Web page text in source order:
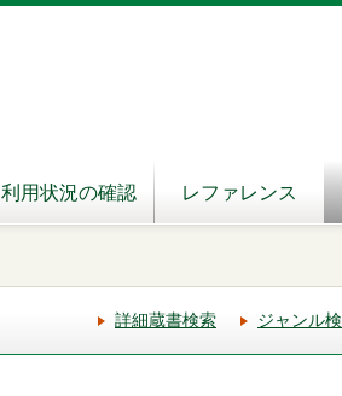
利用状況の確認 レファレンス
詳細蔵書検索 ジャンル